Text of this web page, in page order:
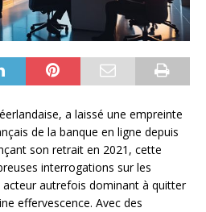
a laissé une empreinte
de la banque en ligne depuis
son retrait en 2021, cette
interrogations sur les
autrefois dominant à quitter
effervescence. Avec des